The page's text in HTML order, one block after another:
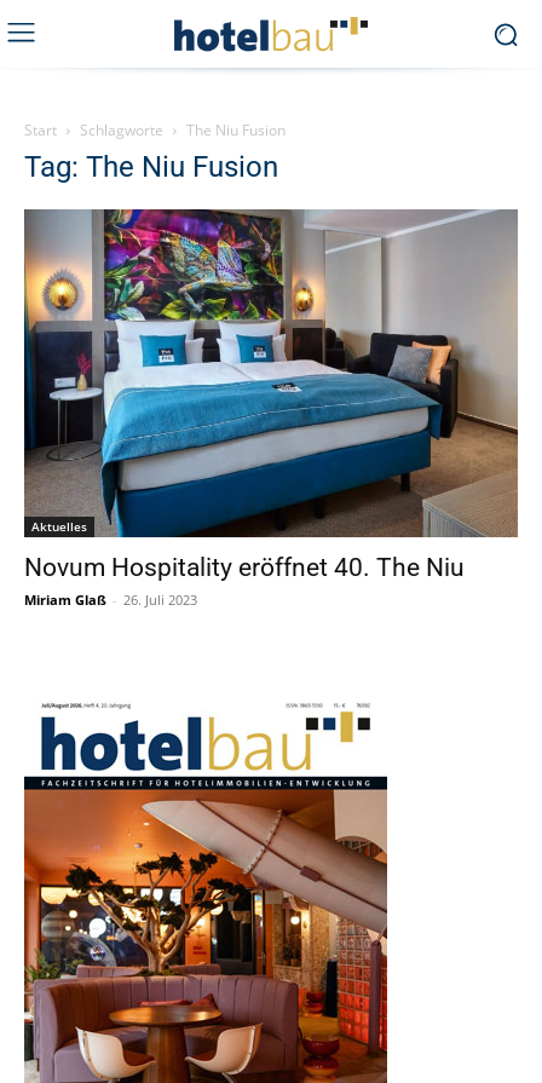
Start Schlagworte The Niu Fusion
Tag: The Niu Fusion
Aktuelles
Novum Hospitality eröffnet 40. The Niu
Miriam Glaß - 26. Juli 2023